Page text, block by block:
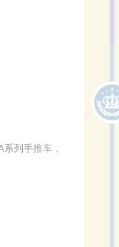
列手推车，